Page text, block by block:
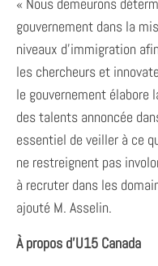
gouvernement dans la
niveaux d’immigration
les chercheurs et
le gouvernement élabore
des talents annoncée
essentiel de veiller à ce
ne restreignent pas
à recruter dans les
ajouté M. Asselin.
À propos d’U15 Canada